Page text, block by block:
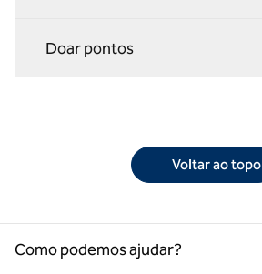
Doar pontos
Voltar ao topo
Como podemos ajudar?